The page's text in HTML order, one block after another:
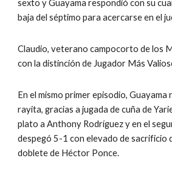
sexto y Guayama respondió con su
baja del séptimo para acercarse en el
Claudio, veterano campocorto de los
con la distinción de Jugador Más
En el mismo primer episodio,
rayita, gracias a jugada de cuña de
plato a Anthony Rodríguez y en el
despegó 5-1 con elevado de sacrificio
doblete de Héctor Ponce.